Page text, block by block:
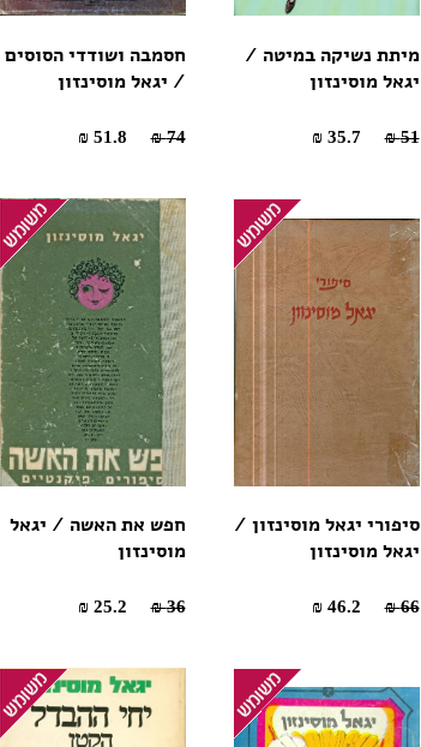
מיתת נשיקה במיטה /
יגאל מוסינזון
51 ₪
35.7 ₪
חסמבה ושודדי הסוסים
/ יגאל מוסינזון
74 ₪
51.8 ₪
סיפורי יגאל מוסינזון /
יגאל מוסינזון
66 ₪
46.2 ₪
חפש את האשה / יגאל
מוסינזון
36 ₪
25.2 ₪